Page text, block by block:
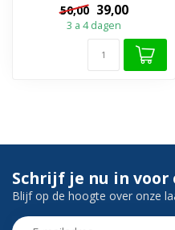
naar...
50,00 39,00
3 a 4 dagen
Schrijf je nu in
Blijf op de hoogte over onze